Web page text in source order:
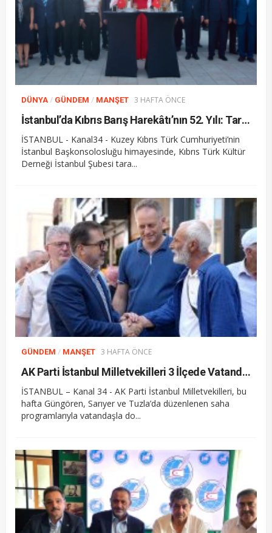
DÜNYA / GÜNDEM / MANŞET 3 HAFTA ÖNCE
İstanbul’da Kıbrıs Barış Harekâtı’nın 52. Yılı: Tarihsel Hafıza ve Gelecek Vizyonu
İSTANBUL - Kanal34 - Kuzey Kıbrıs Türk Cumhuriyeti’nin
İstanbul Başkonsolosluğu himayesinde, Kıbrıs Türk Kültür
Derneği İstanbul Şubesi tara...
GÜNDEM / MANŞET 3 HAFTA ÖNCE
AK Parti İstanbul Milletvekilleri 3 İlçede Vatandaşla Buluştu
İSTANBUL – Kanal 34 - AK Parti İstanbul Milletvekilleri, bu
hafta Güngören, Sarıyer ve Tuzla’da düzenlenen saha
programlarıyla vatandaşla do...